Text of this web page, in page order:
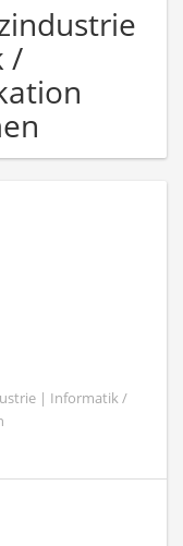
/
| Informatik /